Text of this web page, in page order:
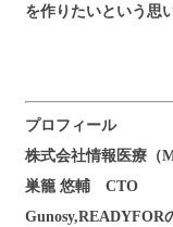
を作りたいという思
プロフィール
株式会社情報医療（
巣籠 悠輔 CTO
Gunosy,READYFOR